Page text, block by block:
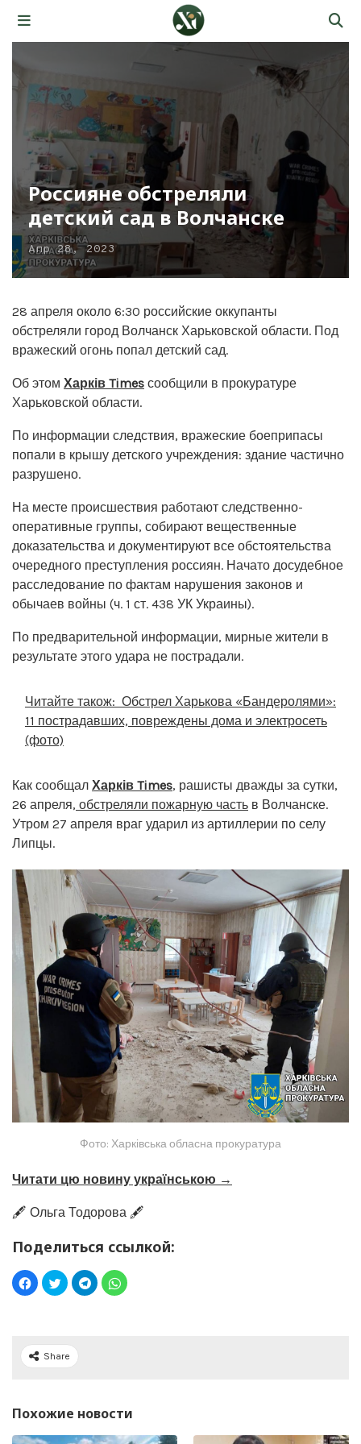
Россияне обстреляли
детский сад в Волчанске
Апр 28, 2023
28 апреля около 6:30 российские оккупанты
обстреляли город Волчанск Харьковской области. Под
вражеский огонь попал детский сад.
Об этом Харків Times сообщили в прокуратуре
Харьковской области.
По информации следствия, вражеские боеприпасы
попали в крышу детского учреждения: здание частично
разрушено.
На месте происшествия работают следственно-
оперативные группы, собирают вещественные
доказательства и документируют все обстоятельства
очередного преступления россиян. Начато досудебное
расследование по фактам нарушения законов и
обычаев войны (ч. 1 ст. 438 УК Украины).
По предварительной информации, мирные жители в
результате этого удара не пострадали.
Читайте також: Обстрел Харькова «Бандеролями»:
11 пострадавших, повреждены дома и электросеть
(фото)
Как сообщал Харків Times, рашисты дважды за сутки,
26 апреля, обстреляли пожарную часть в Волчанске.
Утром 27 апреля враг ударил из артиллерии по селу
Липцы.
Фото: Харківська обласна прокуратура
Читати цю новину українською →
🖋️ Ольга Тодорова 🖋️
Поделиться ссылкой:
Share
Похожие новости